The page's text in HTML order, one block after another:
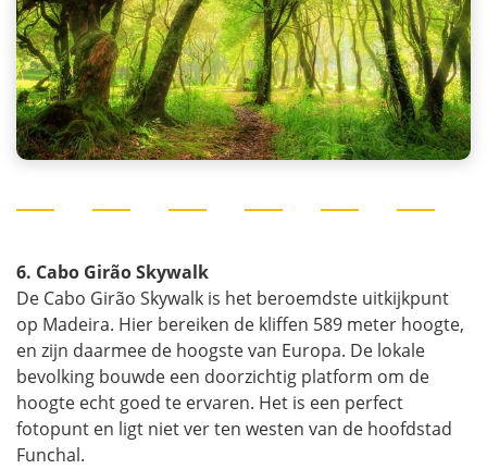
6. Cabo Girão Skywalk
De Cabo Girão Skywalk is het beroemdste uitkijkpunt
op Madeira. Hier bereiken de kliffen 589 meter hoogte,
en zijn daarmee de hoogste van Europa. De lokale
bevolking bouwde een doorzichtig platform om de
hoogte echt goed te ervaren. Het is een perfect
fotopunt en ligt niet ver ten westen van de hoofdstad
Funchal.